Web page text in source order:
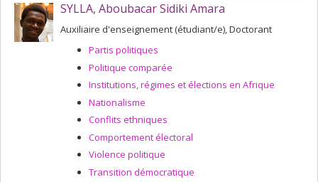
SYLLA, Aboubacar Sidiki Amara
Auxiliaire d'enseignement (étudiant/e), Doctorant
Partis politiques
Politique comparée
Institutions, régimes et élections en Afrique
Nationalisme
Conflits ethniques
Comportement électoral
Violence politique
Transition démocratique